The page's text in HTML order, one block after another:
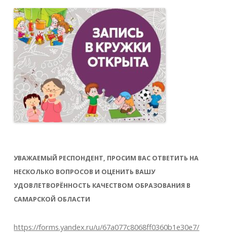
УВАЖАЕМЫЙ РЕСПОНДЕНТ, ПРОСИМ ВАС ОТВЕТИТЬ НА
НЕСКОЛЬКО ВОПРОСОВ И ОЦЕНИТЬ ВАШУ
УДОВЛЕТВОРЁННОСТЬ КАЧЕСТВОМ ОБРАЗОВАНИЯ В
САМАРСКОЙ ОБЛАСТИ
https://forms.yandex.ru/u/67a077c8068ff0360b1e30e7/